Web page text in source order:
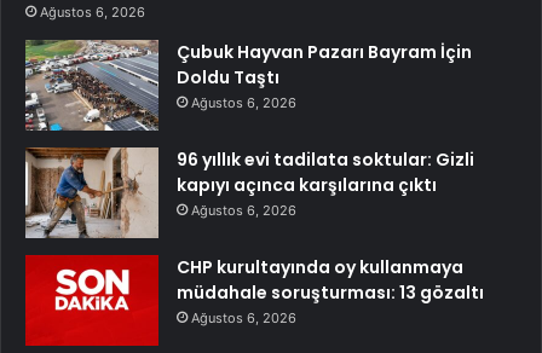
Ağustos 6, 2026
Çubuk Hayvan Pazarı Bayram İçin
Doldu Taştı
Ağustos 6, 2026
96 yıllık evi tadilata soktular: Gizli
kapıyı açınca karşılarına çıktı
Ağustos 6, 2026
CHP kurultayında oy kullanmaya
müdahale soruşturması: 13 gözaltı
Ağustos 6, 2026